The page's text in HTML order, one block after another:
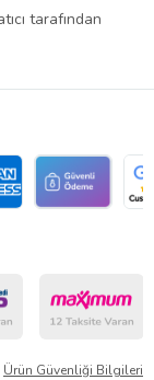
tarafından
Ürün Güvenliği Bilgileri